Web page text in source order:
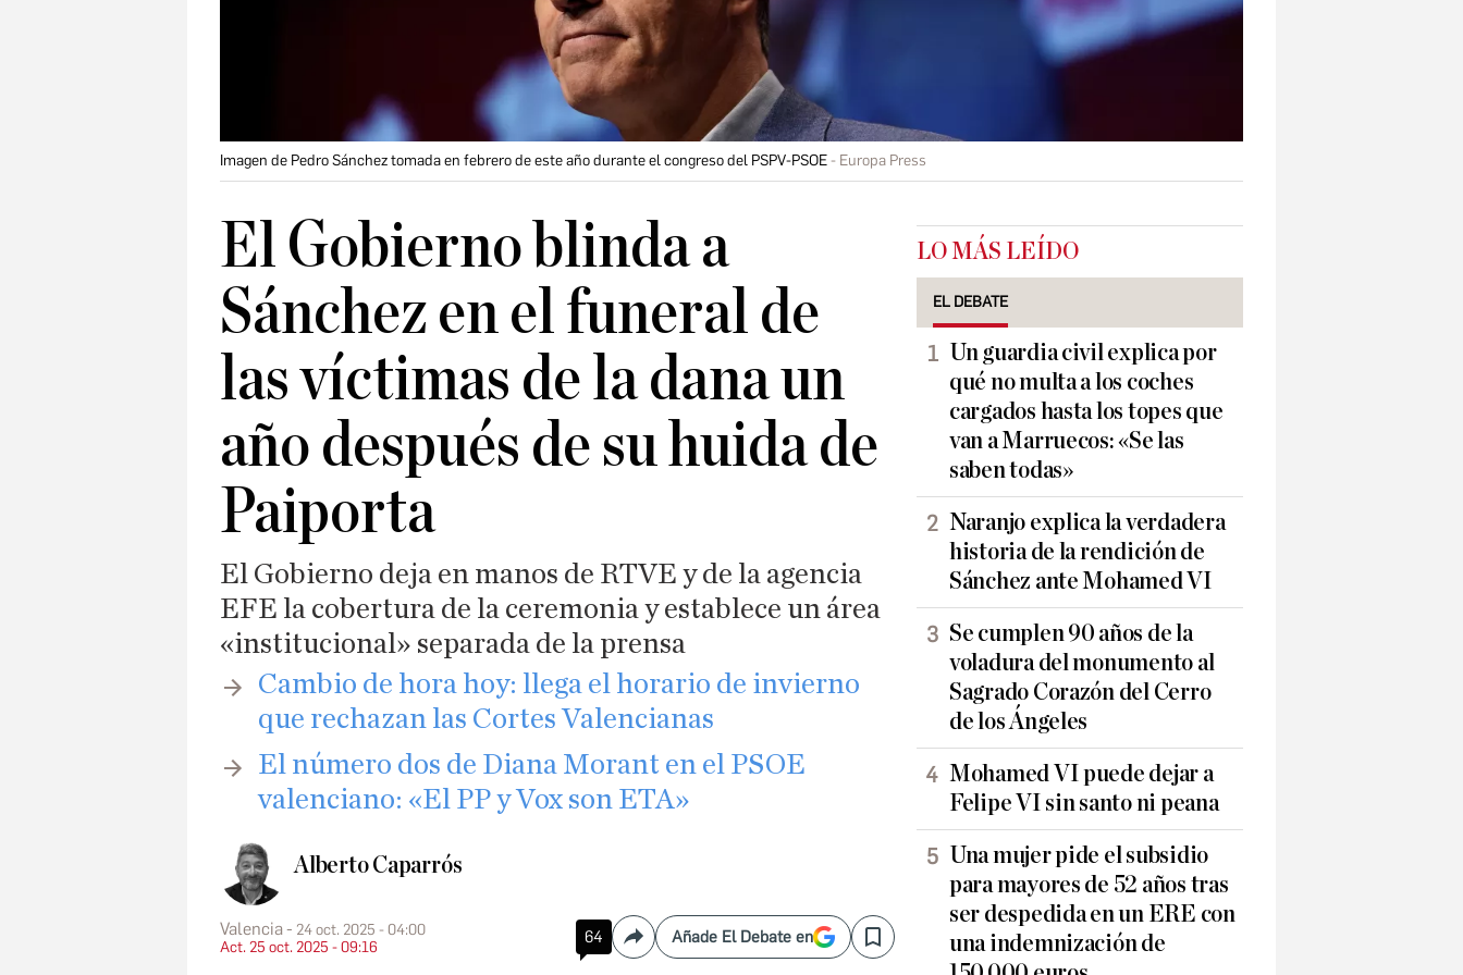
Imagen de Pedro Sánchez tomada en febrero de este año durante el congreso del PSPV-PSOE Europa Press
El Gobierno blinda a
Sánchez en el funeral de
las víctimas de la dana un
año después de su huida de
Paiporta
El Gobierno deja en manos de RTVE y de la agencia
EFE la cobertura de la ceremonia y establece un área
«institucional» separada de la prensa
Cambio de hora hoy: llega el horario de invierno
que rechazan las Cortes Valencianas
El número dos de Diana Morant en el PSOE
valenciano: «El PP y Vox son ETA»
Alberto Caparrós
Valencia
24 oct. 2025 - 04:00
Act. 25 oct. 2025 - 09:16
64 CompartirAñade El Debate en Save
LO MÁS LEÍDO
EL DEBATE
Un guardia civil explica por
qué no multa a los coches
cargados hasta los topes que
van a Marruecos: «Se las
saben todas»
Naranjo explica la verdadera
historia de la rendición de
Sánchez ante Mohamed VI
Se cumplen 90 años de la
voladura del monumento al
Sagrado Corazón del Cerro
de los Ángeles
Mohamed VI puede dejar a
Felipe VI sin santo ni peana
Una mujer pide el subsidio
para mayores de 52 años tras
ser despedida en un ERE con
una indemnización de